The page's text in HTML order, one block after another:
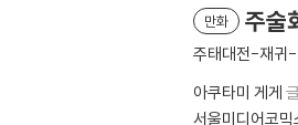
만화 주술
주태대전-재귀-
아쿠타미 게게
서울미디어코